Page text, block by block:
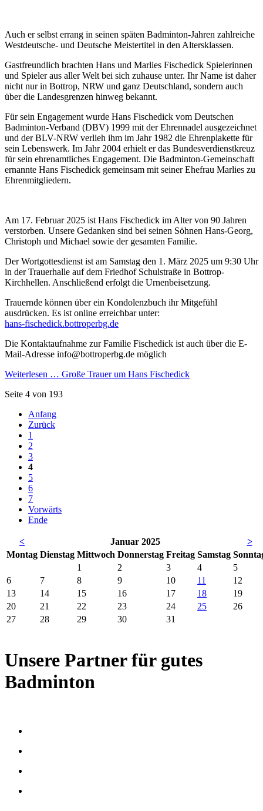
Auch er selbst errang in seinen späten Badminton-Jahren zahlreiche
Westdeutsche- und Deutsche Meistertitel in den Altersklassen.
Gastfreundlich brachten Hans und Marlies Fischedick Spielerinnen
und Spieler aus aller Welt bei sich zuhause unter. Ihr Name ist daher
nicht nur in Bottrop, NRW und ganz Deutschland, sondern auch
über die Landesgrenzen hinweg bekannt.
Für sein Engagement wurde Hans Fischedick vom Deutschen
Badminton-Verband (DBV) 1999 mit der Ehrennadel ausgezeichnet
und der BLV-NRW verlieh ihm im Jahr 1982 die Ehrenplakette für
sein Lebenswerk. Im Jahr 2004 erhielt er das Bundesverdienstkreuz
für sein ehrenamtliches Engagement. Die Badminton-Gemeinschaft
ernannte Hans Fischedick gemeinsam mit seiner Ehefrau Marlies zu
Ehrenmitgliedern.
Am 17. Februar 2025 ist Hans Fischedick im Alter von 90 Jahren
verstorben. Unsere Gedanken sind bei seinen Söhnen Hans-Georg,
Christoph und Michael sowie der gesamten Familie.
Der Wortgottesdienst ist am Samstag den 1. März 2025 um 9:30 Uhr
in der Trauerhalle auf dem Friedhof Schulstraße in Bottrop-
Kirchhellen. Anschließend erfolgt die Urnenbeisetzung.
Trauernde können über ein Kondolenzbuch ihr Mitgefühl
ausdrücken. Es ist online erreichbar unter:
hans-fischedick.bottroperbg.de
Die Kontaktaufnahme zur Familie Fischedick ist auch über die E-
Mail-Adresse info@bottroperbg.de möglich
Weiterlesen … Große Trauer um Hans Fischedick
Seite 4 von 193
Anfang
Zurück
1
2
3
4
5
6
7
Vorwärts
Ende
< Januar 2025
>
Montag Dienstag Mittwoch Donnerstag Freitag Samstag So
1
2 3 4
5
6
7 8 9 10 11
12
13
14 15 16 17 18
19
20
21 22 23 24 25
26
27
28 29 30 31
Unsere Partner für gutes
Badminton